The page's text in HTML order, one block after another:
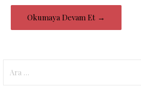
Okumaya Devam Et →